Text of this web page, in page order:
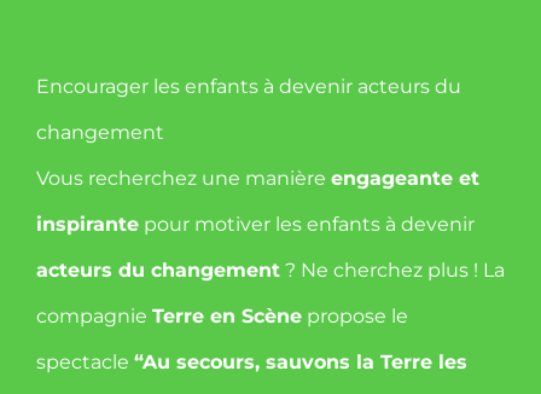
Encourager les enfants à devenir acteurs du
changement
Vous recherchez une manière engageante et
inspirante pour motiver les enfants à devenir
acteurs du changement ? Ne cherchez plus ! La
compagnie Terre en Scène propose le
spectacle “Au secours, sauvons la Terre les